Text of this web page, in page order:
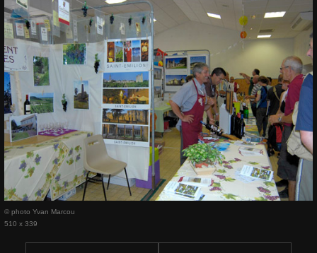
© photo Yvan Marcou
510 x 339